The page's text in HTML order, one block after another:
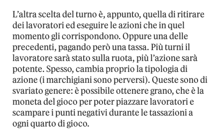
L’altra scelta del turno è, appunto, quella di ritirare
dei lavoratori ed eseguire le azioni che in quel
momento gli corrispondono. Oppure una delle
precedenti, pagando però una tassa. Più turni il
lavoratore sarà stato sulla ruota, più l’azione sarà
potente. Spesso, cambia proprio la tipologia di
azione (i marchigiani sono perversi). Queste sono di
svariato genere: è possibile ottenere grano, che è la
moneta del gioco per poter piazzare lavoratori e
scampare i punti negativi durante le tassazioni a
ogni quarto di gioco.